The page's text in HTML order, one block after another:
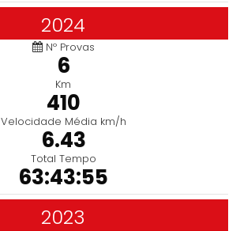
2024
Nº Provas
6
Km
410
Velocidade Média km/h
6.43
Total Tempo
63:43:55
2023